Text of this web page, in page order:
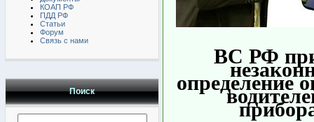
КОАП РФ
ПДД РФ
Статьи
Форум
Связь с нами
Поиск
ВС РФ
определение